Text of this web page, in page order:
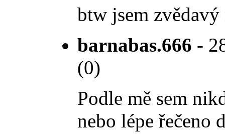
btw jsem
barnabas.666 -
(0)
Podle mě sem
nebo lépe řečeno